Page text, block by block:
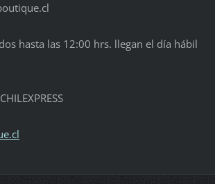
hasta las 12:00 hrs. llegan el día hábil